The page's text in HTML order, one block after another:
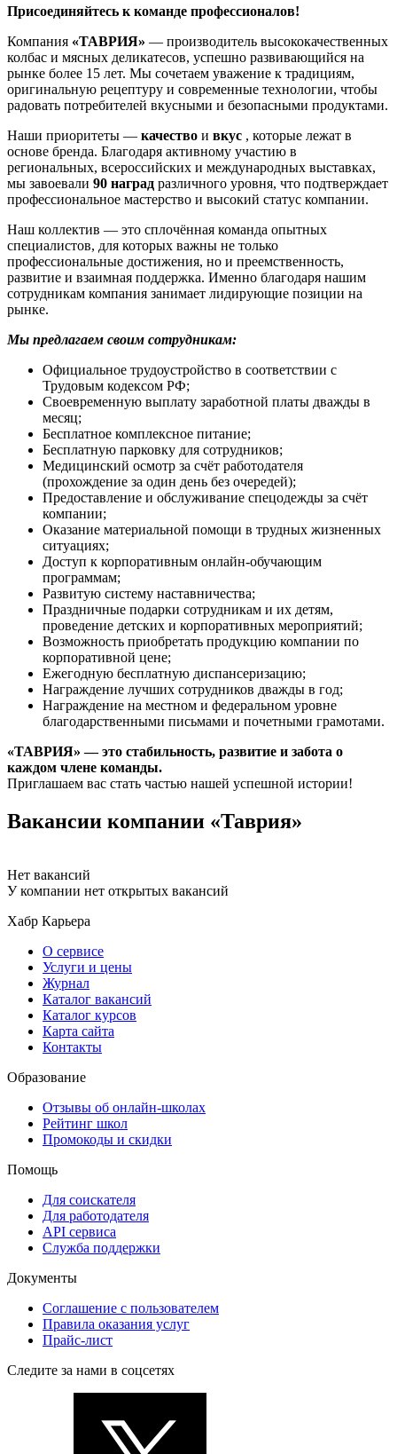
Присоединяйтесь к команде профессионалов!
Компания «ТАВРИЯ» — производитель высококачественных
колбас и мясных деликатесов, успешно развивающийся на
рынке более 15 лет. Мы сочетаем уважение к традициям,
оригинальную рецептуру и современные технологии, чтобы
радовать потребителей вкусными и безопасными продуктами.
Наши приоритеты — качество и вкус , которые лежат в
основе бренда. Благодаря активному участию в
региональных, всероссийских и международных выставках,
мы завоевали 90 наград различного уровня, что подтверждает
профессиональное мастерство и высокий статус компании.
Наш коллектив — это сплочённая команда опытных
специалистов, для которых важны не только
профессиональные достижения, но и преемственность,
развитие и взаимная поддержка. Именно благодаря нашим
сотрудникам компания занимает лидирующие позиции на
рынке.
Мы предлагаем своим сотрудникам:
Официальное трудоустройство в соответствии с
Трудовым кодексом РФ;
Своевременную выплату заработной платы дважды в
месяц;
Бесплатное комплексное питание;
Бесплатную парковку для сотрудников;
Медицинский осмотр за счёт работодателя
(прохождение за один день без очередей);
Предоставление и обслуживание спецодежды за счёт
компании;
Оказание материальной помощи в трудных жизненных
ситуациях;
Доступ к корпоративным онлайн-обучающим
программам;
Развитую систему наставничества;
Праздничные подарки сотрудникам и их детям,
проведение детских и корпоративных мероприятий;
Возможность приобретать продукцию компании по
корпоративной цене;
Ежегодную бесплатную диспансеризацию;
Награждение лучших сотрудников дважды в год;
Награждение на местном и федеральном уровне
благодарственными письмами и почетными грамотами.
«ТАВРИЯ» — это стабильность, развитие и забота о
каждом члене команды.
Приглашаем вас стать частью нашей успешной истории!
Вакансии компании «Таврия»
Нет вакансий
У компании нет открытых вакансий
Хабр Карьера
О сервисе
Услуги и цены
Журнал
Каталог вакансий
Каталог курсов
Карта сайта
Контакты
Образование
Отзывы об онлайн-школах
Рейтинг школ
Промокоды и скидки
Помощь
Для соискателя
Для работодателя
API сервиса
Служба поддержки
Документы
Соглашение с пользователем
Правила оказания услуг
Прайс-лист
Следите за нами в соцсетях